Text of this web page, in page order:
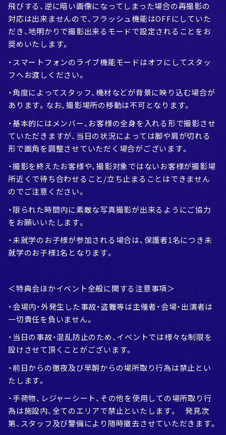
飛びする、逆に暗い画像になってしまった場合の再撮影の
対応は出来ませんので、フラッシュ機能はOFFにしていた
だき、地明かりで撮影出来るモードで設定されることをお
奨めいたします。
・スマートフォンのライブ機能モードはオフにしてスタッ
フへお渡しください。
・角度によってスタッフ、機材などが背景に映り込む場合が
あります。なお、撮影場所の移動は不可となります。
・基本的にはメンバー、お客様の全身を入れる形で撮影させ
ていただきますが、当日の状況によっては脚や肩が切れる
形で画角を調整させていただく場合がございます。
・撮影を終えたお客様や、撮影対象ではないお客様が撮影場
所近くで待ち合わせること/立ち止まることはできません
のでご注意ください。
・限られた時間内に素敵な写真撮影が出来るようにご協力
をお願いいたします。
・未就学のお子様が参加される場合は、保護者1名につき未
就学のお子様1名となります。
＜特典会ほかイベント全般に関する注意事項＞
・会場内・外発生した事故・盗難等は主催者・会場・出演者は
一切責任を負いません。
・当日の事故・混乱防止のため、イベントでは様々な制限を
設けさせて頂くことがございます。
・前日からの徹夜及び早朝からの場所取り行為は禁止とい
たします。
・手荷物、レジャーシート、その他を使用しての場所取り行
為は施設内、全てのエリアで禁止といたします。 発見次
第、スタッフ及び警備により随時撤去させていただきます。